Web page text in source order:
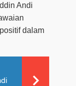
Andi
dalam